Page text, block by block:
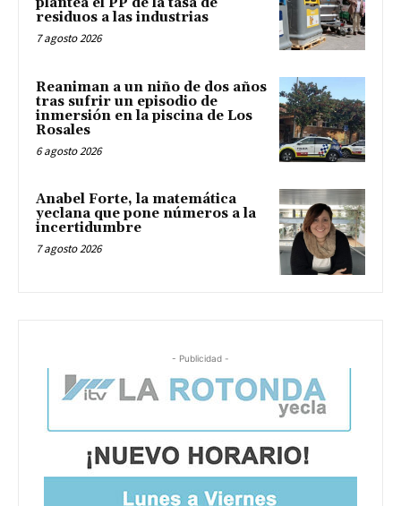
residuos a las industrias
7 agosto 2026
Reaniman a un niño de dos años
tras sufrir un episodio de
inmersión en la piscina de Los
Rosales
6 agosto 2026
Anabel Forte, la matemática
yeclana que pone números a la
incertidumbre
7 agosto 2026
- Publicidad -